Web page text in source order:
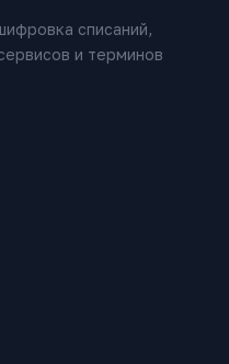
списаний,
и терминов